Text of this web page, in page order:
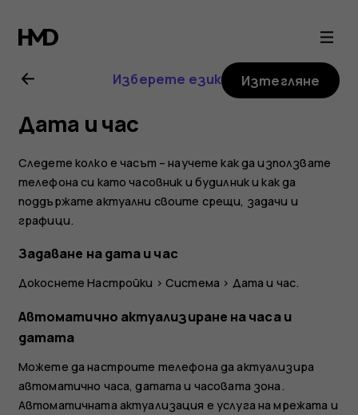
Ръководство
на
потребителя
за
Nokia
8.1
Изберете език Изтегляне
Дата и час
Следете колко е часът – научете как да използвате
телефона си като часовник и будилник и как да
поддържате актуални своите срещи, задачи и
графици.
Задаване на дата и час
ДокоснетеНастройки >Система > Дата и час.
Автоматично актуализиране на часа и
датата
Можете да настроите телефона да актуализира
автоматично часа, датата и часовата зона.
Автоматичната актуализация е услуга на мрежата и